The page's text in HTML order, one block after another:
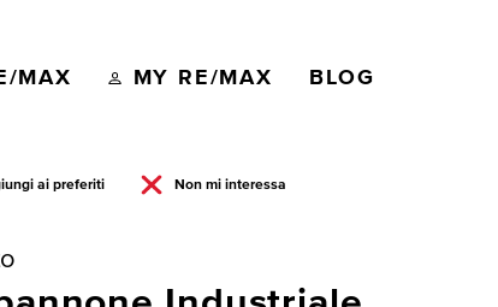
MAX MY RE/MAX BLOG
ai preferiti Non mi interessa